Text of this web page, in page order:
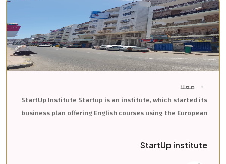
معلا
StartUp Institute Startup is an institute, which started its
business plan offering English courses using the European
StartUp institute